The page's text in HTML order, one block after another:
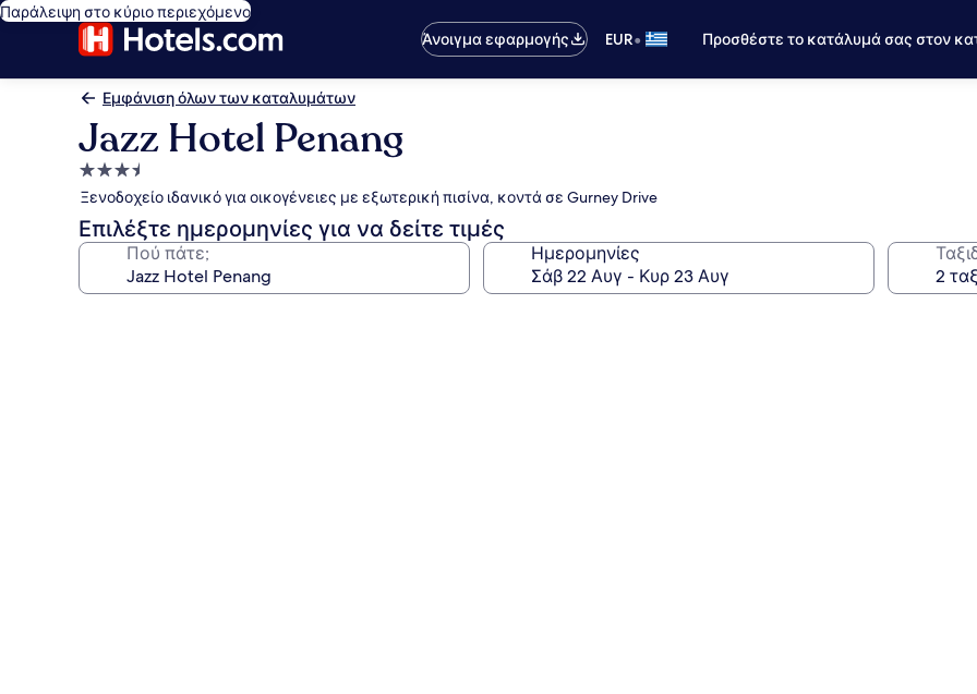
Παράλειψη στο κύριο περιεχόμενο
Άνοιγμα εφαρμογής
EUR• Προσθέστε το κατάλυμά σας στον
Εμφάνιση όλων των καταλυμάτων
Jazz Hotel Penang
Κατάλυμα
με
3.5
αστέρια
Ξενοδοχείο ιδανικό για οικογένειες με εξωτερική πισίνα, κοντά σε Gurney Drive
Επιλέξτε ημερομηνίες για να δείτε τιμές
Πού πάτε; Ημερομηνίες